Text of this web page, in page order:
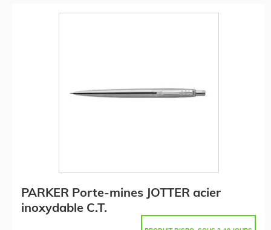
PARKER Porte-mines JOTTER acier
inoxydable C.T.